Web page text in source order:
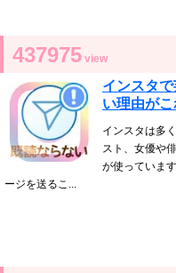
437975 view
インスタ
い理由が
インスタは多
スト、女優や
が使っていま
ージを送るこ...